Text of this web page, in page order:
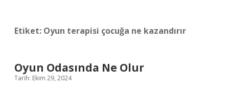
Etiket: Oyun terapisi çocuğa ne kazandırır
Oyun Odasında Ne Olur
Tarih: Ekim 29, 2024